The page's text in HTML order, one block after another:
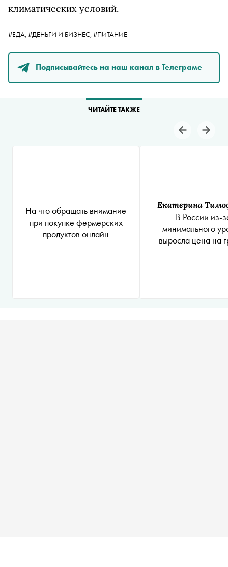
климатических условий.
#ЕДА, #ДЕНЬГИ И БИЗНЕС, #ПИТАНИЕ
Подписывайтесь на наш канал в Телеграме
ЧИТАЙТЕ ТАКЖЕ
На что обращать внимание
при покупке фермерских
продуктов онлайн
Екатерина
В России из-
минимального
выросла цена на